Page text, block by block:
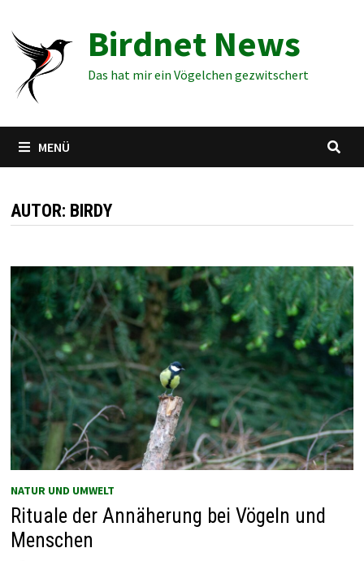
Inhalt
springen
Birdnet News
Das hat mir ein Vögelchen gezwitschert
MENÜ
AUTOR: BIRDY
NATUR UND UMWELT
Rituale der Annäherung bei Vögeln und
Menschen